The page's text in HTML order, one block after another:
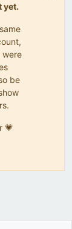
yet.
were
be
💗